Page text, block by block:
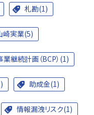
札勘(1)
崎実業(5)
業継続計画（BCP）(1)
助成金(1)
情報漏洩リスク(1)